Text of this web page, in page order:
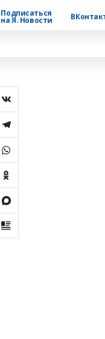
Подписаться
на Я. Новости